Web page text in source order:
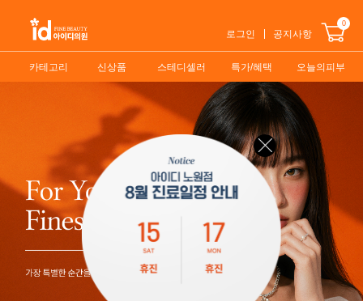
로그인 공지사항
카테고리 신상품 스테디셀러 특가/혜택 오늘의피부
0